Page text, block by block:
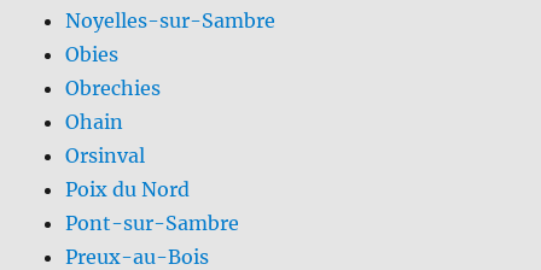
Noyelles-sur-Sambre
Obies
Obrechies
Ohain
Orsinval
Poix du Nord
Pont-sur-Sambre
Preux-au-Bois